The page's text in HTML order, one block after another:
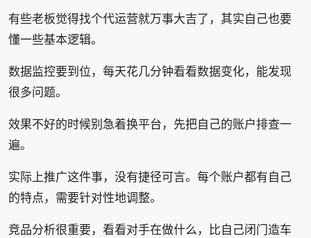
有些老板觉得找个代运营就万事大吉了，其实自己也要
懂一些基本逻辑。
数据监控要到位，每天花几分钟看看数据变化，能发现
很多问题。
效果不好的时候别急着换平台，先把自己的账户排查一
遍。
实际上推广这件事，没有捷径可言。每个账户都有自己
的特点，需要针对性地调整。
竞品分析很重要，看看对手在做什么，比自己闭门造车